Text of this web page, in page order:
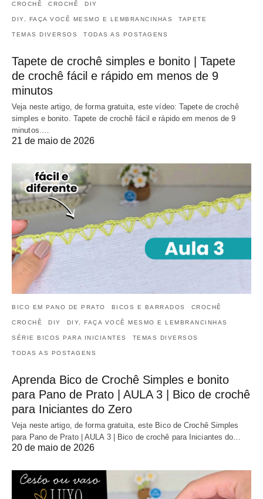
CROCHÊ CROCHÊ DIY
DIY, FAÇA VOCÊ MESMO E LEMBRANCINHAS TAPETE
TEMAS DIVERSOS TODAS AS POSTAGENS
Tapete de crochê simples e bonito | Tapete
de crochê fácil e rápido em menos de 9
minutos
Veja neste artigo, de forma gratuita, este vídeo: Tapete de crochê
simples e bonito. Tapete de crochê fácil e rápido em menos de 9
minutos.…
21 de maio de 2026
BICO EM PANO DE PRATO BICOS E BARRADOS CROCHÊ
CROCHÊ DIY DIY, FAÇA VOCÊ MESMO E LEMBRANCINHAS
SÉRIE BICOS PARA INICIANTES TEMAS DIVERSOS
TODAS AS POSTAGENS
Aprenda Bico de Crochê Simples e bonito
para Pano de Prato | AULA 3 | Bico de crochê
para Iniciantes do Zero
Veja neste artigo, de forma gratuita, este Bico de Crochê Simples
para Pano de Prato | AULA 3 | Bico de crochê para Iniciantes do…
20 de maio de 2026